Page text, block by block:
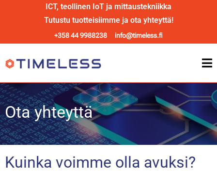
ICT, teollinen IoT ja mittaustekniikka
Tutustu tuotteisiimme ja ota yhteyttä!
+358 44 9988238 info@timeless.fi
Ota yhteyttä
Kuinka voimme olla avuksi?